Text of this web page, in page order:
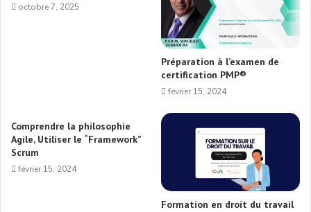
octobre 7, 2025
Préparation à l’examen de
certification PMP®
février 15, 2024
Comprendre la philosophie
Agile, Utiliser le “Framework”
Scrum
février 15, 2024
Formation en droit du travail